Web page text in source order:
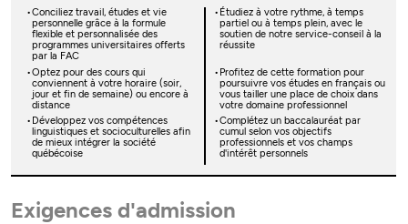
Conciliez travail, études et vie
personnelle grâce à la formule
flexible et personnalisée des
programmes universitaires offerts
par la FAC
Étudiez à votre rythme, à temps
partiel ou à temps plein, avec le
soutien de notre service-conseil à la
réussite
Optez pour des cours qui
conviennent à votre horaire (soir,
jour et fin de semaine) ou encore à
distance
Profitez de cette formation pour
poursuivre vos études en français ou
vous tailler une place de choix dans
votre domaine professionnel
Développez vos compétences
linguistiques et socioculturelles afin
de mieux intégrer la société
québécoise
Complétez un baccalauréat par
cumul selon vos objectifs
professionnels et vos champs
d'intérêt personnels
Exigences d'admission